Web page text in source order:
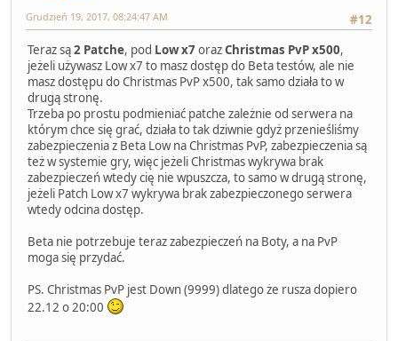
#12
Grudzień 19, 2017, 08:24:47 AM
Teraz są2 Patche, pod Low x7orazChristmas PvP x500,
jeżeli używasz Low x7 to masz dostęp do Beta testów, ale nie
masz dostępu do Christmas PvP x500, tak samo działa to w
drugą stronę.
Trzeba po prostu podmieniać patche zależnie od serwera na
którym chce się grać, działa to tak dziwnie gdyż przenieśliśmy
zabezpieczenia z Beta Low na Christmas PvP, zabezpieczenia są
też w systemie gry, więc jeżeli Christmas wykrywa brak
zabezpieczeń wtedy cię nie wpuszcza, to samo w drugą stronę,
jeżeli Patch Low x7 wykrywa brak zabezpieczonego serwera
wtedy odcina dostęp.
Beta nie potrzebuje teraz zabezpieczeń na Boty, a na PvP
moga się przydać.
PS. Christmas PvP jest Down (9999) dlatego że rusza dopiero
22.12 o 20:00